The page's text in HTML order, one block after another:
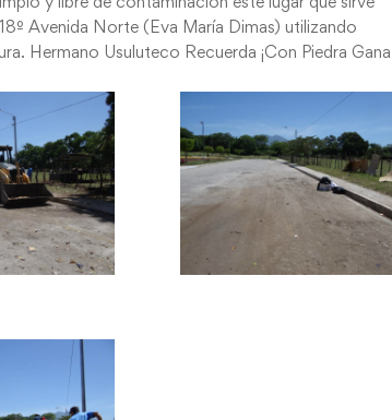
Avenida Norte (Eva María Dimas) utilizando
Hermano Usuluteco Recuerda ¡Con Piedra Gana